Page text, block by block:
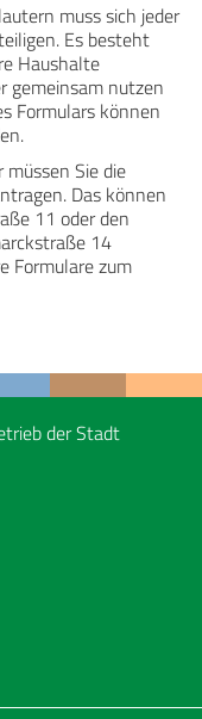
muss sich jeder
Es besteht
Haushalte
gemeinsam nutzen
Formulars können
Sie die
Das können
11 oder den
14
Formulare zum
der Stadt